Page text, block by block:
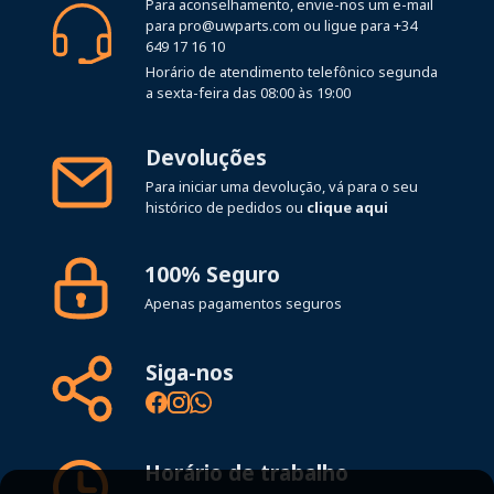
Para aconselhamento, envie-nos um e-mail
para pro@uwparts.com ou ligue para +34
649 17 16 10
Horário de atendimento telefônico segunda
a sexta-feira das 08:00 às 19:00
Devoluções
Para iniciar uma devolução, vá para o seu
histórico de pedidos ou clique aqui
100% Seguro
Apenas pagamentos seguros
Siga-nos
Horário de trabalho